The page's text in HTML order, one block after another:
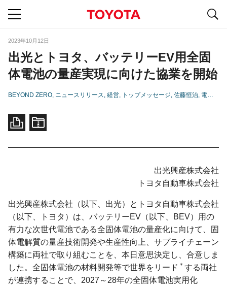
2023年10月12日
出光とトヨタ、バッテリーEV用全固
体電池の量産実現に向けた協業を開始
BEYOND ZERO ニュースリリース 経営 トップメッセージ 佐藤恒治 電池
出光興産株式会社
トヨタ自動車株式会社
出光興産株式会社（以下、出光）とトヨタ自動車株式会社
（以下、トヨタ）は、バッテリーEV（以下、BEV）用の
有力な次世代電池である全固体電池の量産化に向けて、固
体電解質の量産技術開発や生産性向上、サプライチェーン
構築に両社で取り組むことを、本日意思決定し、合意しま
した。全固体電池の材料開発等で世界をリード ＊ する両社
が連携することで、2027～28年の全固体電池実用化